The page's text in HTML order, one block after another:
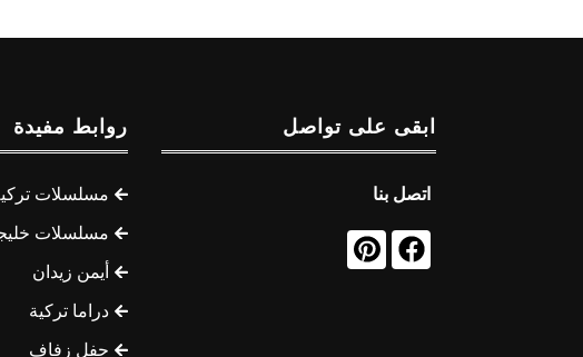
ابقى على تواصل
اتصل بنا
روابط مفيدة
مسلسلات
مسلسلات
أيمن زيدان
دراما تركية
حفل زفاف